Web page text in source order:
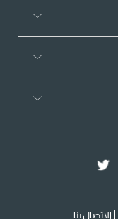
الاتصال بنا